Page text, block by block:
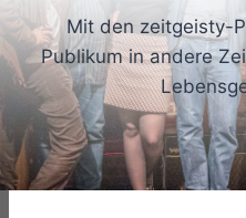
Mit den zeitgeisty-
Publikum in andere